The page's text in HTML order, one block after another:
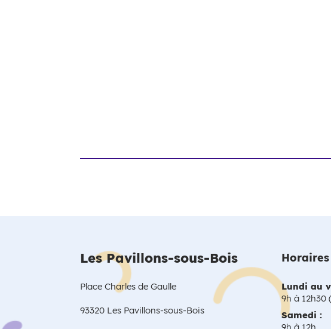
Les Pavillons-sous-Bois
Place Charles de Gaulle
93320 Les Pavillons-sous-Bois
Horaires
Lundi au
9h à 12h30
Samedi :